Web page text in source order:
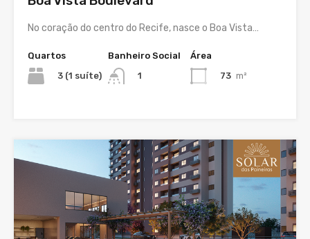
No coração do centro do Recife, nasce o Boa Vista…
Quartos
3 (1 suíte)
Banheiro Social
1
Área
73 m²